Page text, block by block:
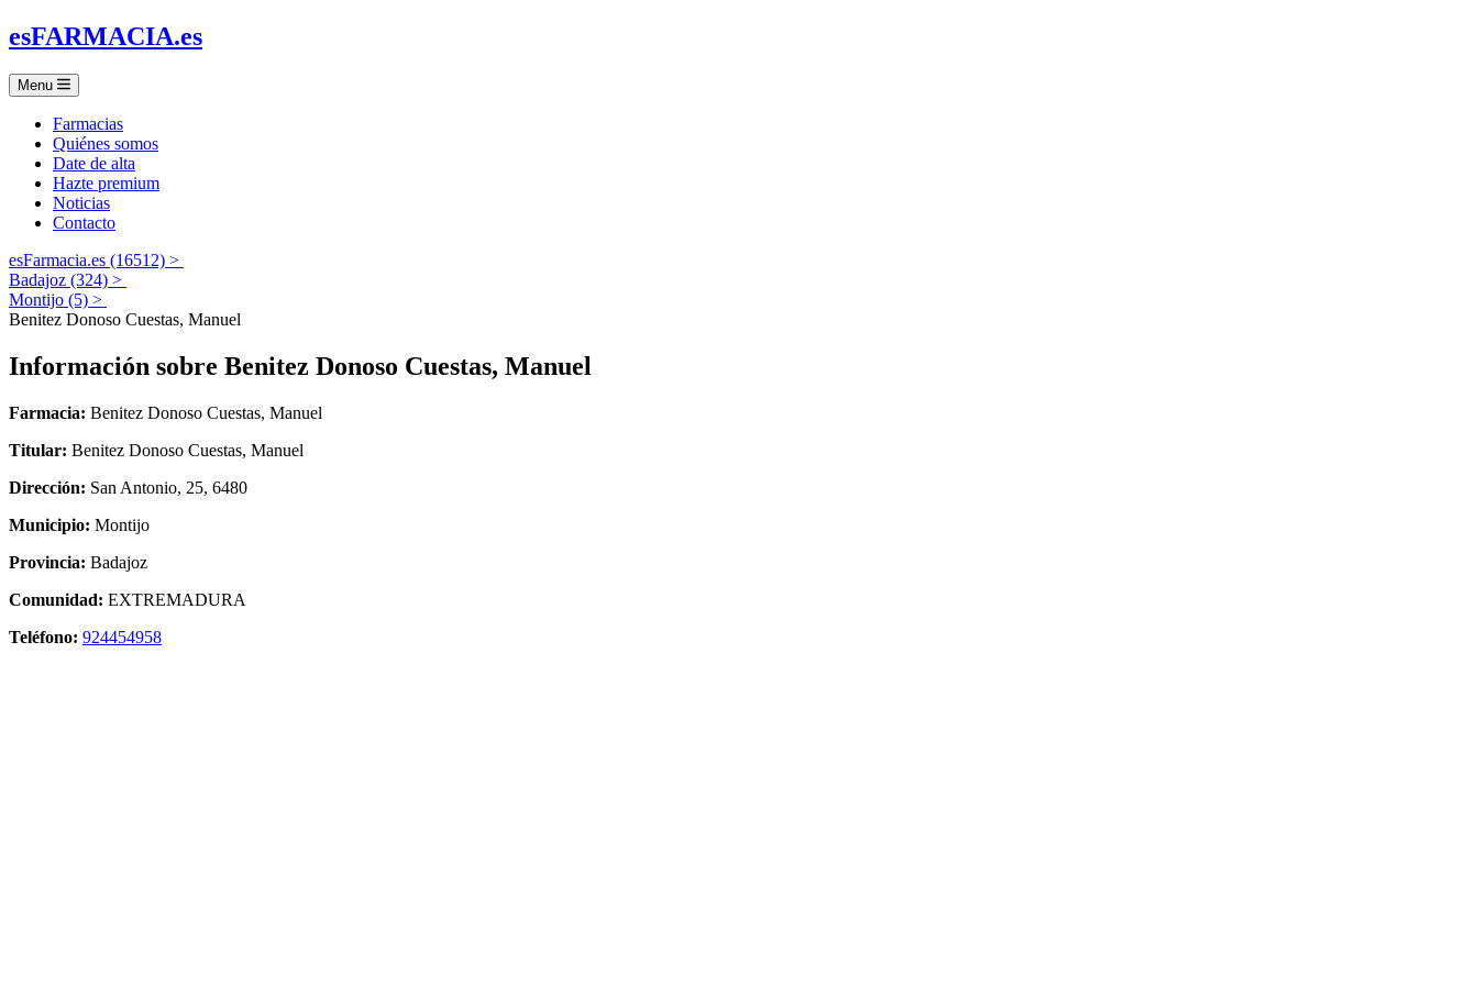
esFARMACIA.es
Menu
Farmacias
Quiénes somos
Date de alta
Hazte premium
Noticias
Contacto
esFarmacia.es (16512) >
Badajoz (324) >
Montijo (5) >
Benitez Donoso Cuestas, Manuel
Información sobre Benitez Donoso Cuestas, Manuel
Farmacia: Benitez Donoso Cuestas, Manuel
Titular: Benitez Donoso Cuestas, Manuel
Dirección: San Antonio, 25, 6480
Municipio: Montijo
Provincia: Badajoz
Comunidad: EXTREMADURA
Teléfono: 924454958